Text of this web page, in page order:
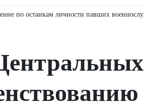
по останкам личности павших